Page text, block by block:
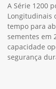
A Série 1200
Longitudinais
tempo para
sementes em
capacidade
segurança